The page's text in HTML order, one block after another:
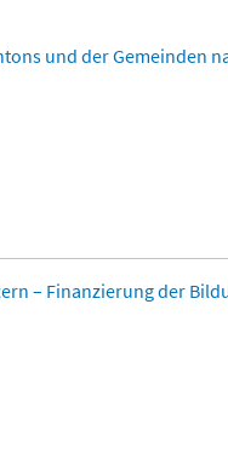
und der Gemeinden
– Finanzierung der